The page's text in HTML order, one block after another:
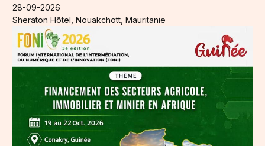
28-09-2026
Sheraton Hôtel, Nouakchott, Mauritanie